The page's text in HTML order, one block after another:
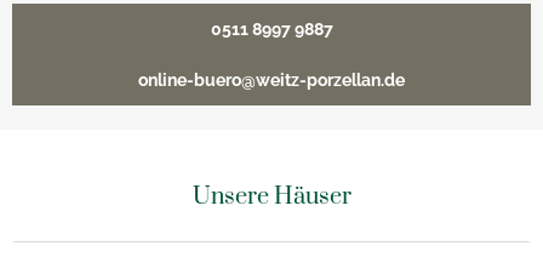
0511 8997 9887
online-buero@weitz-porzellan.de
Unsere Häuser